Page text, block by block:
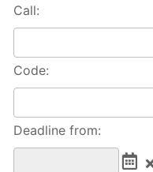
Call:
Code:
Deadline from: